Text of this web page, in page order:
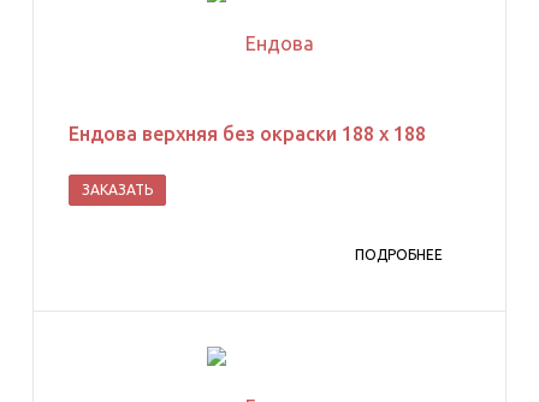
Ендова верхняя без окраски 188 х 188
ЗАКАЗАТЬ
ПОДРОБНЕЕ